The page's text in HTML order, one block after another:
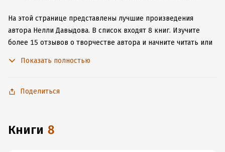
На этой странице представлены лучшие произведения
автора Нелли Давыдова. В список входят 8 книг. Изучите
более 15 отзывов о творчестве автора и начните читать или
без подключения к интернету.
Показать полностью
Поделиться
книги 8